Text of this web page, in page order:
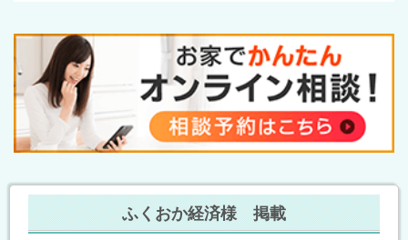
ふくおか経済様 掲載